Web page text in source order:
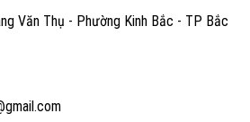
Văn Thụ - Phường Kinh Bắc - TP Bắc